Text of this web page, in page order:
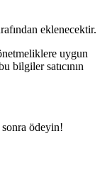
eklenecektir.
uygun
bilgiler satıcının
sonra ödeyin!